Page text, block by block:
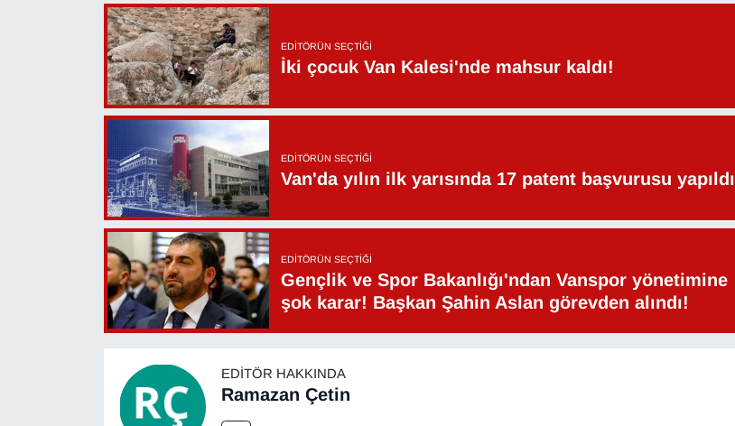
EDITÖRÜN SEÇTIĞI
İki çocuk Van Kalesi'nde mahsur kaldı!
EDITÖRÜN SEÇTIĞI
Van'da yılın ilk yarısında 17 patent başvurusu yapıldı
EDITÖRÜN SEÇTIĞI
Gençlik ve Spor Bakanlığı'ndan Vanspor yönetimine
şok karar! Başkan Şahin Aslan görevden alındı!
EDITÖR HAKKINDA
Ramazan Çetin
Seri İlan
Sinema - TV
TEBRİK
TEKNOLOJİ